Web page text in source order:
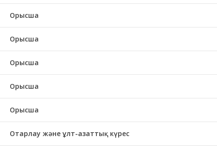
Орысша
Орысша
Орысша
Орысша
Орысша
Отарлау және ұлт-азаттық күрес